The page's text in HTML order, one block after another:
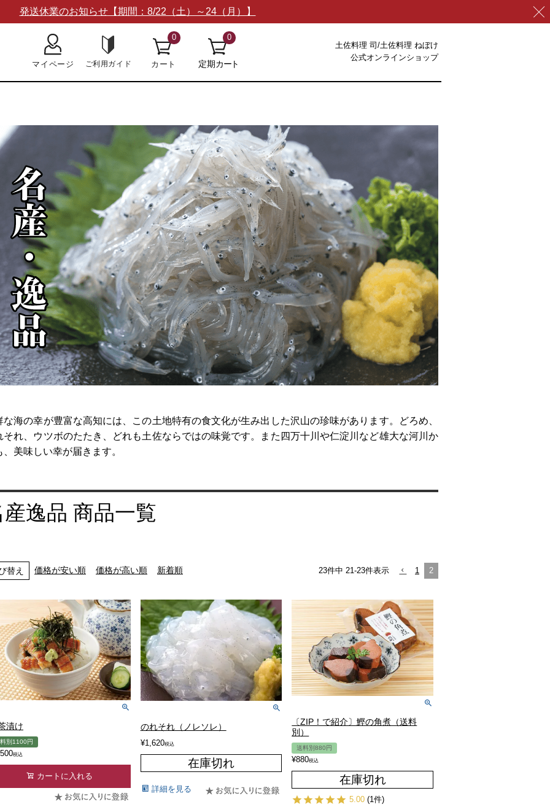
発送休業のお知らせ【期間：8/22（土）～24（月）】
0
0
土佐料理 司/土佐料理 ねぼけ
公式オンラインショップ
な海の幸が豊富な高知には、この土地特有の食文化が生み出した沢山の珍味があります。どろめ、
それ、ウツボのたたき、どれも土佐ならではの味覚です。また四万十川や仁淀川など雄大な河川か
、美味しい幸が届きます。
産逸品 商品一覧
替え 価格が安い順 価格が高い順 新着順 23件中 21-23件表示 1 2
漬け
別1100円
税込
カートに入れる
のれそれ（ノレソレ）
¥1,620税込
在庫切れ
詳細を見る
〔ZIP！で紹介〕鰹の角煮（送料
別）
送料別880円
¥880税込
在庫切れ
5.00 (1件)